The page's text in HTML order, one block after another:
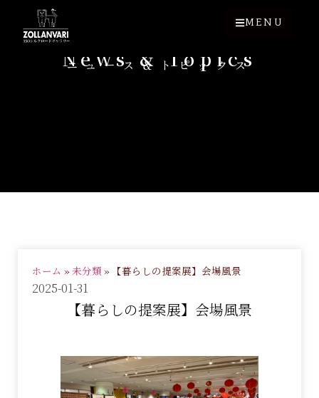
MENU
News & Topics
ニュース＆トピックス
ホーム » 未分類 » 【暮らしの提案展】会場風景
2025-01-31
【暮らしの提案展】会場風景